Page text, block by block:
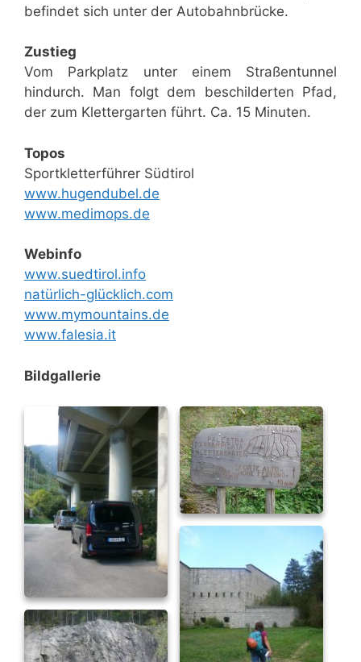
befindet sich unter der Autobahnbrücke.
Zustieg
Vom Parkplatz unter einem Straßentunnel
hindurch. Man folgt dem beschilderten Pfad,
der zum Klettergarten führt. Ca. 15 Minuten.
Topos
Sportkletterführer Südtirol
www.hugendubel.de
www.medimops.de
Webinfo
www.suedtirol.info
natürlich-glücklich.com
www.mymountains.de
www.falesia.it
Bildgallerie